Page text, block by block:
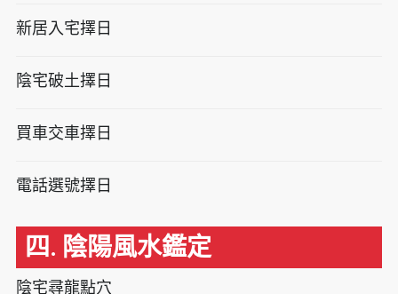
新居入宅擇日
陰宅破土擇日
買車交車擇日
電話選號擇日
四. 陰陽風水鑑定
陰宅尋龍點穴